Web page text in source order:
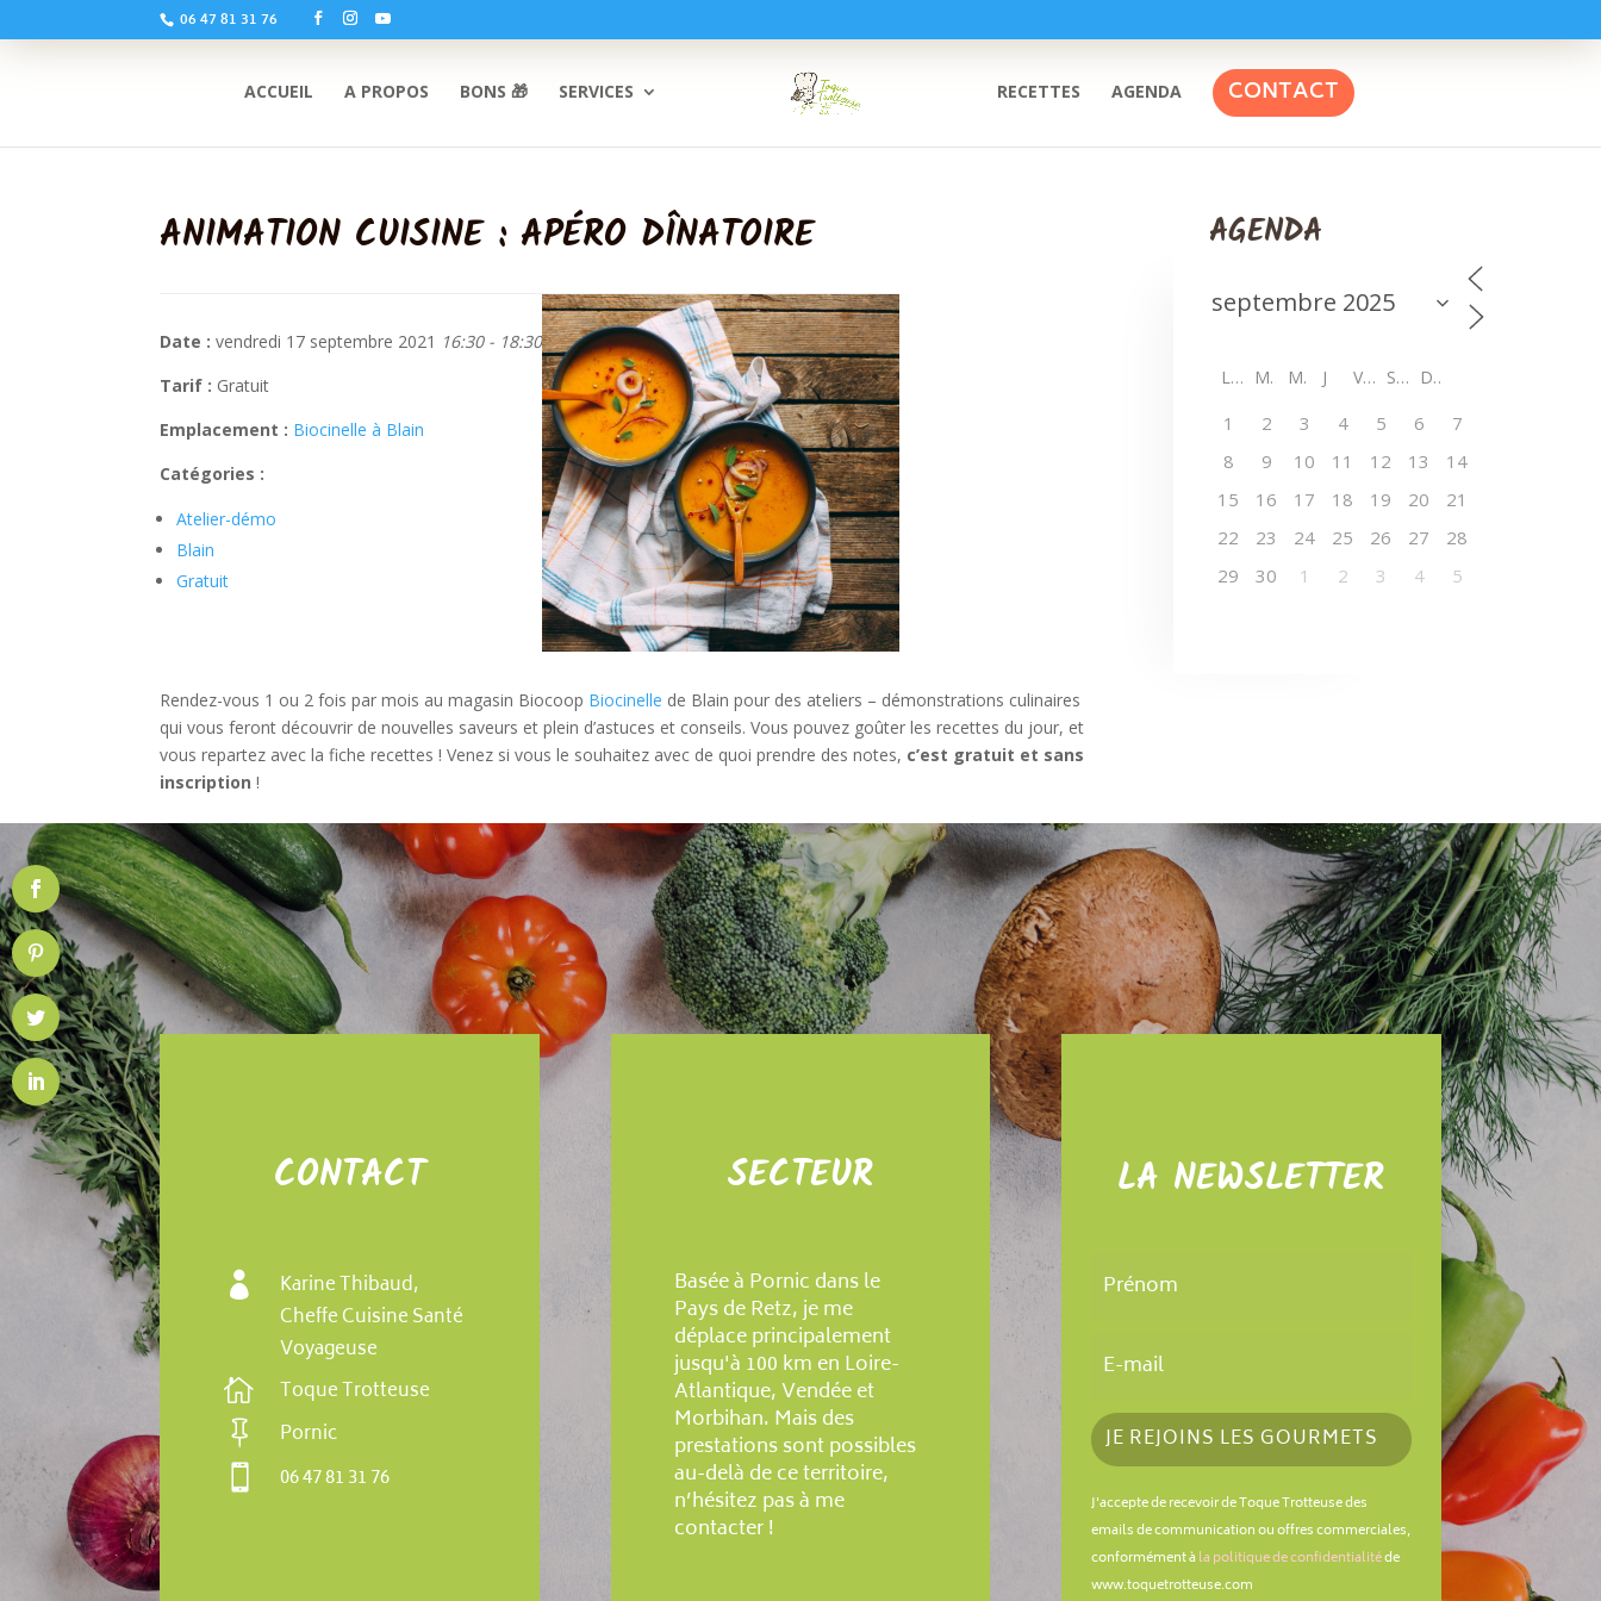
06 47 81 31 76
ACCUEIL A PROPOS BONS 🎁 SERVICES RECETTES AGENDA CONTACT
ANIMATION CUISINE : APÉRO DÎNATOIRE
Date : vendredi 17 septembre 2021 16:30 - 18:30
Tarif : Gratuit
Emplacement : Biocinelle à Blain
Catégories :
Atelier-démo
Blain
Gratuit
Rendez-vous 1 ou 2 fois par mois au magasin Biocoop Biocinelle de Blain pour des ateliers – démonstrations culinaires
qui vous feront découvrir de nouvelles saveurs et plein d’astuces et conseils. Vous pouvez goûter les recettes du jour, et
vous repartez avec la fiche recettes ! Venez si vous le souhaitez avec de quoi prendre des notes, c’est gratuit et sans
inscription !
AGENDA
L M M J V S D
1 2 3 4 5 6
7
8
9 10 11 12 13
14
15
16 17 18 19 20
21
22
23 24 25 26 27
28
29
30 1 2 3 4 5
CONTACT

Karine Thibaud,
Cheffe Cuisine Santé
Voyageuse
 Toque Trotteuse
 Pornic
06 47 81 31 76
SECTEUR
Basée à Pornic dans le
Pays de Retz, je me
déplace principalement
jusqu'à 100 km en Loire-
Atlantique, Vendée et
Morbihan. Mais des
prestations sont possibles
au-delà de ce territoire,
n’hésitez pas à me
contacter !
LA NEWSLETTER
JE REJOINS LES GOURMETS
J'accepte de recevoir de Toque Trotteuse des
emails de communication ou offres commerciales,
conformément àla politique de confidentialitéde
www.toquetrotteuse.com